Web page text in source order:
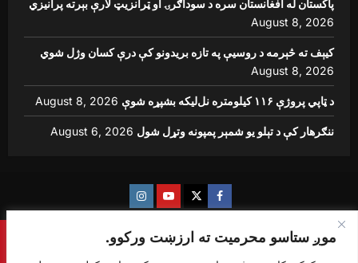
موږ ستاسو محرمیت ته ارزښت ورکوو.
پاکستان له افغانستان سره د سوداګرۍ او ټرانزیټ لارې بېرته پرانیزي
August 8, 2026
کیېف ته څېرمه د روسیې په تازه بریدونو کې درې کسان وژل شوي
August 8, 2026
د ټاپي پروژې ۱۱۶ کیلومتره نل‌لیکه بشپړه شوې August 8, 2026
ننګرهار کې د تېلو یو شمېر پمپونه وتړل شول August 6, 2026
Facebook
Twitter
Youtube
Instagram
Copyright © {sharq news global} All rights reserved.|